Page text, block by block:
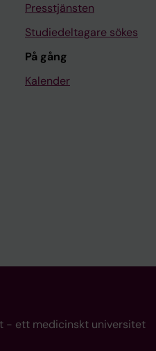
Presstjänsten
Studiedeltagare sökes
På gång
Kalender
- ett medicinskt universitet